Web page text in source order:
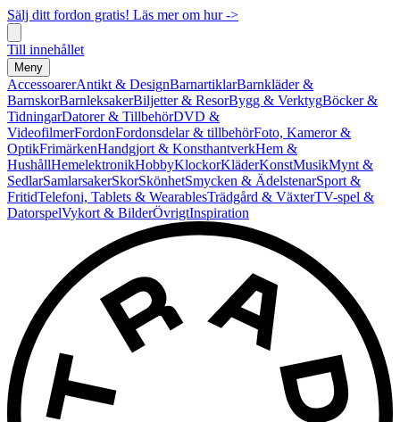
Sälj ditt fordon gratis! Läs mer om hur ->
Till innehållet
Meny
AccessoarerAntikt & DesignBarnartiklarBarnkläder &
BarnskorBarnleksakerBiljetter & ResorBygg & VerktygBöcker &
TidningarDatorer & TillbehörDVD &
VideofilmerFordonFordonsdelar & tillbehörFoto, Kameror &
OptikFrimärkenHandgjort & KonsthantverkHem &
HushållHemelektronikHobbyKlockorKläderKonstMusikMynt &
SedlarSamlarsakerSkorSkönhetSmycken & ÄdelstenarSport &
FritidTelefoni, Tablets & WearablesTrädgård & VäxterTV-spel &
DatorspelVykort & BilderÖvrigtInspiration